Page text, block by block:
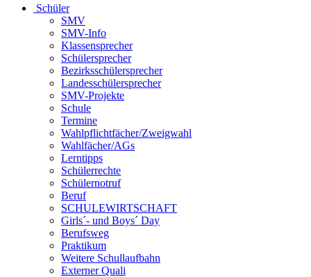
Schüler
SMV
SMV-Info
Klassensprecher
Schülersprecher
Bezirksschülersprecher
Landesschülersprecher
SMV-Projekte
Schule
Termine
Wahlpflichtfächer/Zweigwahl
Wahlfächer/AGs
Lerntipps
Schülerrechte
Schülernotruf
Beruf
SCHULEWIRTSCHAFT
Girls´- und Boys´ Day
Berufsweg
Praktikum
Weitere Schullaufbahn
Externer Quali